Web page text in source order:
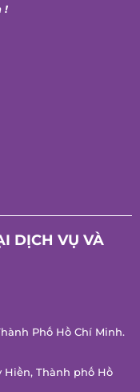
!
DỊCH VỤ VÀ
Phố Hồ Chí Minh.
Hiền, Thành phố Hồ